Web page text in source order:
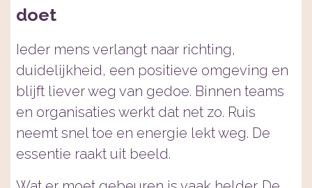
doet
Ieder mens verlangt naar richting,
duidelijkheid, een positieve omgeving en
blijft liever weg van gedoe. Binnen teams
en organisaties werkt dat net zo. Ruis
neemt snel toe en energie lekt weg. De
essentie raakt uit beeld.